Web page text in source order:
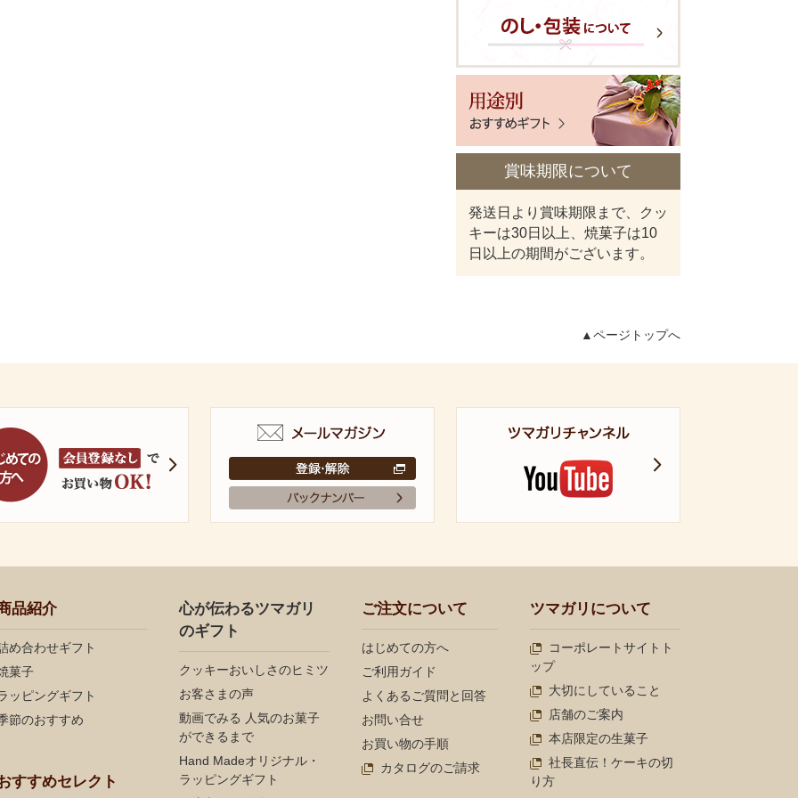
賞味期限について
発送日より賞味期限まで、クッ
キーは30日以上、焼菓子は10
日以上の期間がございます。
▲ページトップへ
品紹介
め合わせギフト
菓子
ッピングギフト
節のおすすめ
すすめセレクト
心が伝わるツマガリ
のギフト
クッキーおいしさのヒミツ
お客さまの声
動画でみる 人気のお菓子
ができるまで
Hand Madeオリジナル・
ラッピングギフト
ご注文について
はじめての方へ
ご利用ガイド
よくあるご質問と回答
お問い合せ
お買い物の手順
カタログのご請求
ツマガリについて
コーポレートサイトト
ップ
大切にしていること
店舗のご案内
本店限定の生菓子
社長直伝！ケーキの切
り方